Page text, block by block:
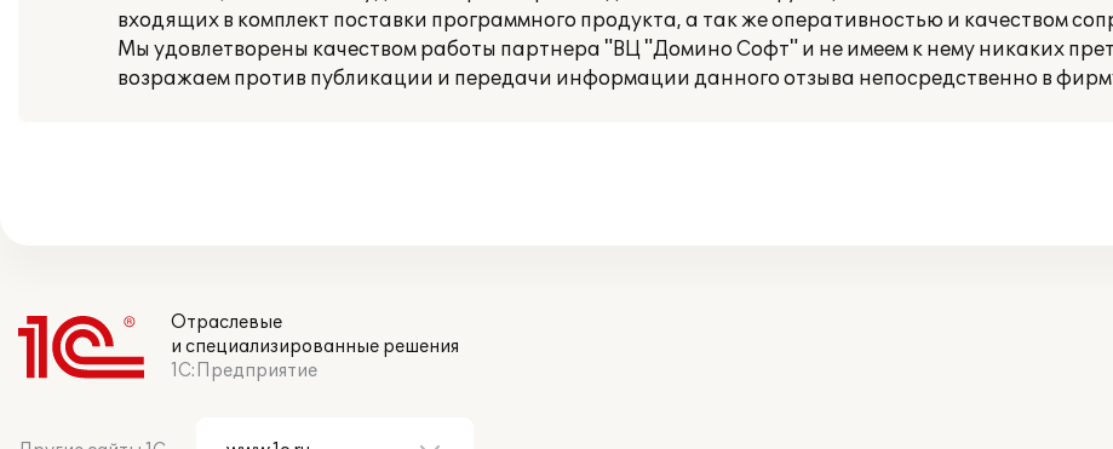
входящих в комплект поставки программного продукта, а так же оперативностью и качеством
Мы удовлетворены качеством работы партнера "ВЦ "Домино Софт" и не имеем к нему никаких
возражаем против публикации и передачи информации данного отзыва непосредственно в
Отраслевые
и специализированные решения
1С:Предприятие